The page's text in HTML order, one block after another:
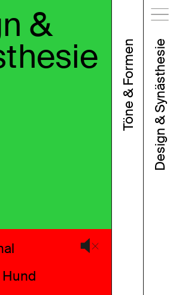
&
Design & Synästhesie
Töne & Formen